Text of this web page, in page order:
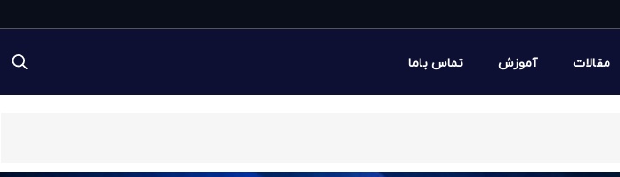
مقالات آموزش تماس باما